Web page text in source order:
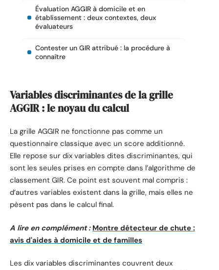
Évaluation AGGIR à domicile et en
établissement : deux contextes, deux
évaluateurs
Contester un GIR attribué : la procédure à
connaître
Variables discriminantes de la grille
AGGIR : le noyau du calcul
La grille AGGIR ne fonctionne pas comme un
questionnaire classique avec un score additionné.
Elle repose sur dix variables dites discriminantes, qui
sont les seules prises en compte dans l’algorithme de
classement GIR. Ce point est souvent mal compris :
d’autres variables existent dans la grille, mais elles ne
pèsent pas dans le calcul final.
A lire en complément : Montre détecteur de chute :
avis d'aides à domicile et de familles
Les dix variables discriminantes couvrent deux